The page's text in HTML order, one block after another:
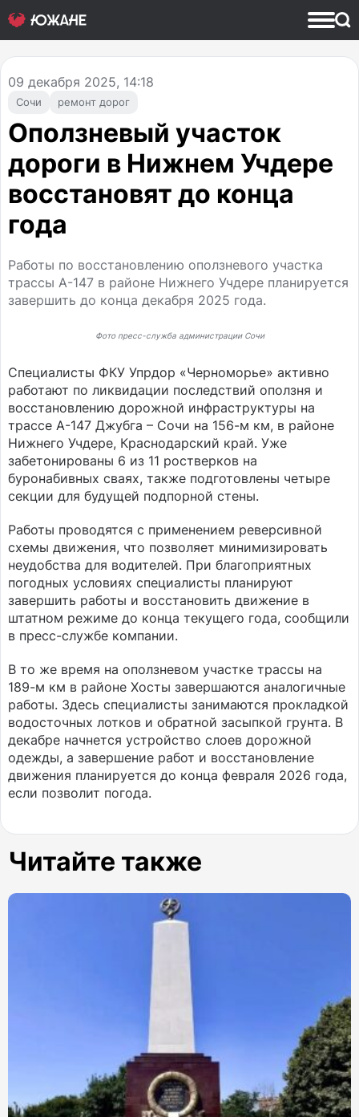
Сочи ремонт дорог
09 декабря 2025, 14:18
Оползневый участок
дороги в Нижнем Учдере
восстановят до конца
года
Работы по восстановлению оползневого участка
трассы А-147 в районе Нижнего Учдере планируется
завершить до конца декабря 2025 года.
Фото пресс-служба администрации Сочи
Специалисты ФКУ Упрдор «Черноморье» активно
работают по ликвидации последствий оползня и
восстановлению дорожной инфраструктуры на
трассе А-147 Джубга – Сочи на 156-м км, в районе
Нижнего Учдере, Краснодарский край. Уже
забетонированы 6 из 11 ростверков на
буронабивных сваях, также подготовлены четыре
секции для будущей подпорной стены.
Работы проводятся с применением реверсивной
схемы движения, что позволяет минимизировать
неудобства для водителей. При благоприятных
погодных условиях специалисты планируют
завершить работы и восстановить движение в
штатном режиме до конца текущего года, сообщили
в пресс-службе компании.
В то же время на оползневом участке трассы на
189-м км в районе Хосты завершаются аналогичные
работы. Здесь специалисты занимаются прокладкой
водосточных лотков и обратной засыпкой грунта. В
декабре начнется устройство слоев дорожной
одежды, а завершение работ и восстановление
движения планируется до конца февраля 2026 года,
если позволит погода.
Читайте также